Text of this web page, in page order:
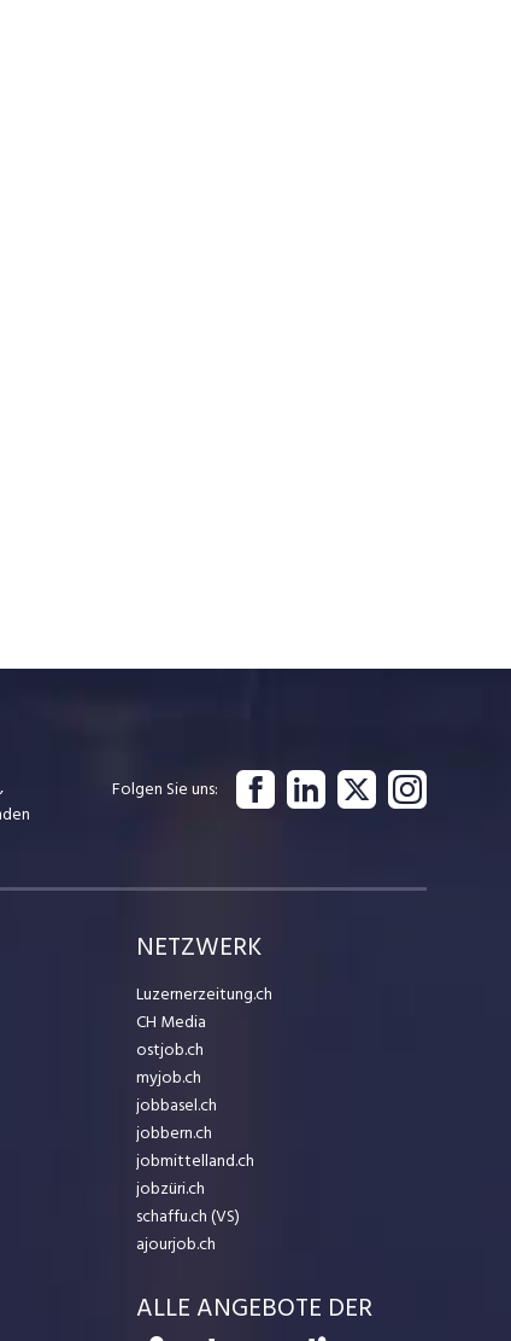
Folgen Sie uns
NETZWERK
Luzernerzeitung.ch
CH Media
ostjob.ch
myjob.ch
jobbasel.ch
jobbern.ch
jobmittelland.ch
jobzüri.ch
schaffu.ch (VS)
ajourjob.ch
ALLE ANGEBOTE DER